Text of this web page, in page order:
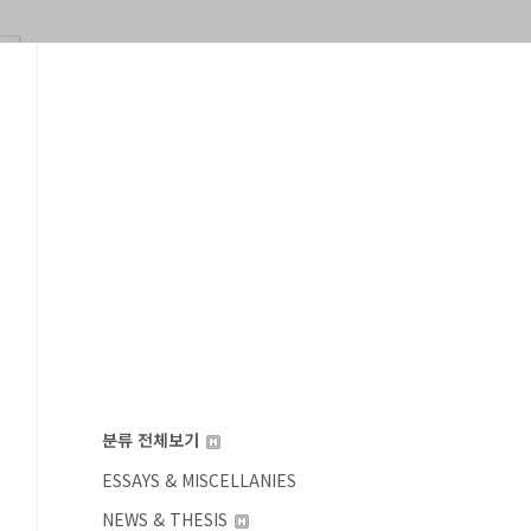
분류 전체보기
ESSAYS & MISCELLANIES
NEWS & THESIS